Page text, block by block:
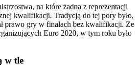
na które żadna z reprezentacji
kwalifikacji. Tradycją do tej pory było,
prawo gry w finałach bez kwalifikacji. Ze
Euro 2020, w tym roku było
w tle